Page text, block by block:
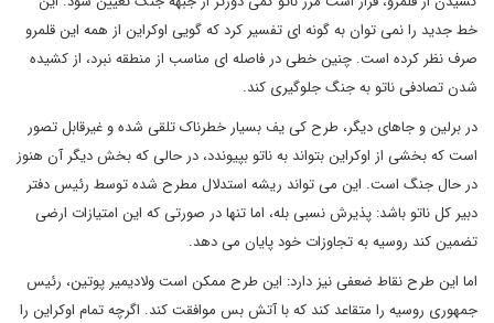
خط جدید را نمی توان به گونه ای تفسیر کرد که گویی اوکراین از همه این قلمرو
صرف نظر کرده است. چنین خطی در فاصله ای مناسب از منطقه نبرد، از کشیده
شدن تصادفی ناتو به جنگ جلوگیری کند.
در برلین و جاهای دیگر، طرح کی یف بسیار خطرناک تلقی شده و غیرقابل تصور
است که بخشی از اوکراین بتواند به ناتو بپیوندد، در حالی که بخش دیگر آن هنوز
در حال جنگ است. این می تواند ریشه استدلال مطرح شده توسط رئیس دفتر
دبیر کل ناتو باشد: پذیرش نسبی بله، اما تنها در صورتی که این امتیازات ارضی
تضمین کند روسیه به تجاوزات خود پایان می دهد.
اما این طرح نقاط ضعفی نیز دارد: این طرح ممکن است ولادیمیر پوتین، رئیس
جمهوری روسیه را متقاعد کند که با آتش بس موافقت کند. اگرچه تمام اوکراین را